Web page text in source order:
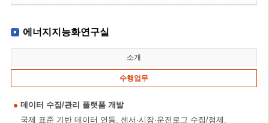
에너지지능화연구실
소개
수행업무
데이터 수집/관리 플랫폼 개발
국제 표준 기반 데이터 연동, 센서·시장·운전로그 수집/정제,